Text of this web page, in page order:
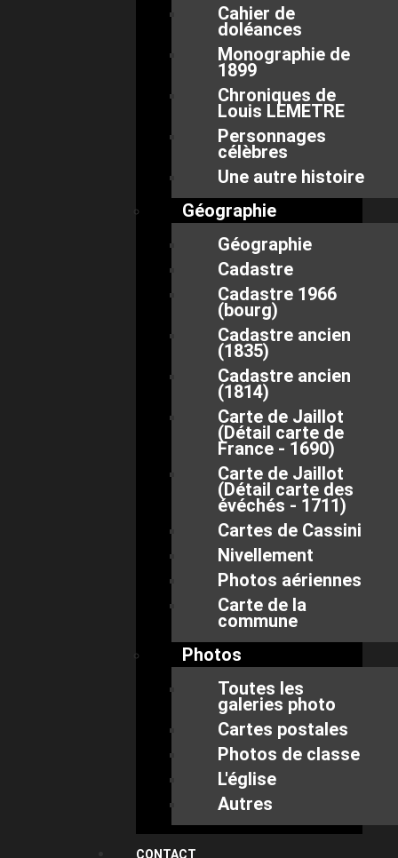
Cahier de
doléances
Monographie de
1899
Chroniques de
Louis LEMETRE
Personnages
célèbres
Une autre histoire
Géographie
Géographie
Cadastre
Cadastre 1966
(bourg)
Cadastre ancien
(1835)
Cadastre ancien
(1814)
Carte de Jaillot
(Détail carte de
France - 1690)
Carte de Jaillot
(Détail carte des
évéchés - 1711)
Cartes de Cassini
Nivellement
Photos aériennes
Carte de la
commune
Photos
Toutes les
galeries photo
Cartes postales
Photos de classe
L'église
Autres
CONTACT